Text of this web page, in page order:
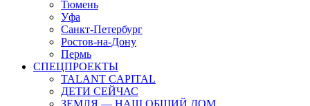
Тюмень
Уфа
Санкт-Петербург
Ростов-на-Дону
Пермь
СПЕЦПРОЕКТЫ
TALANT CAPITAL
ДЕТИ СЕЙЧАС
ЗЕМЛЯ — НАШ ОБЩИЙ ДОМ